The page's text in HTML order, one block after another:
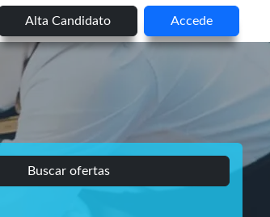
Alta Candidato Accede
Buscar ofertas